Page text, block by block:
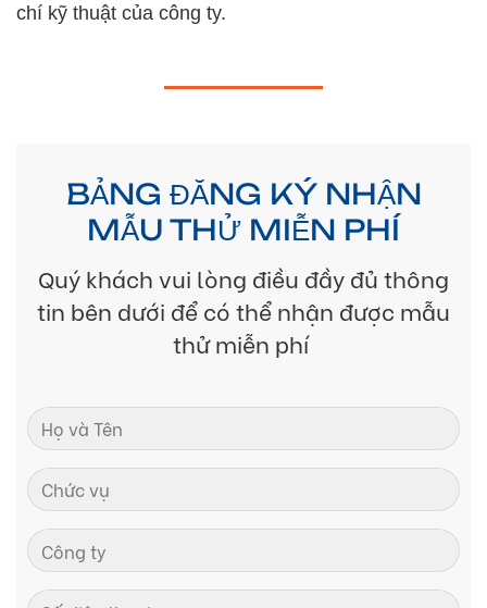
chí kỹ thuật của công ty.
BẢNG ĐĂNG KÝ NHẬN
MẪU THỬ MIỄN PHÍ
Quý khách vui lòng điều đầy đủ thông
tin bên dưới để có thể nhận được mẫu
thử miễn phí